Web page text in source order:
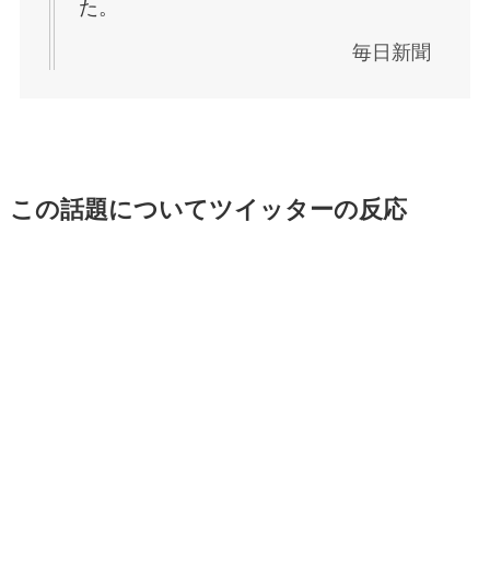
た。
毎日新聞
この話題についてツイッターの反応